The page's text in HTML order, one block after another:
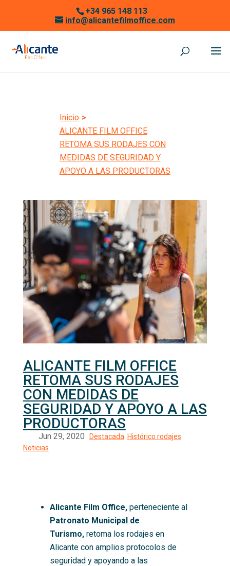
+34 965 148 113
info@alicantefilmoffice.com
Inicio >
ALICANTE FILM OFFICE
RETOMA SUS RODAJES CON
MEDIDAS DE SEGURIDAD Y
APOYO A LAS PRODUCTORAS
ALICANTE FILM OFFICE
RETOMA SUS RODAJES
CON MEDIDAS DE
SEGURIDAD Y APOYO A LAS
PRODUCTORAS
Alicante Film Office,perteneciente al
Patronato Municipal de
Turismo, retoma los rodajes en
Alicante con amplios protocolos de
seguridad y apoyando a las